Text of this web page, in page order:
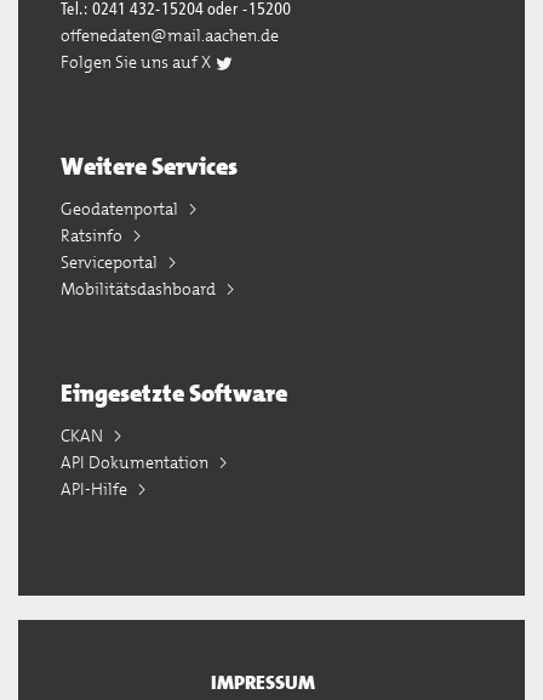
Tel.: 0241 432-15204 oder -15200
offenedaten@mail.aachen.de
Folgen Sie uns auf X
Weitere Services
Geodatenportal
Ratsinfo
Serviceportal
Mobilitätsdashboard
Eingesetzte Software
CKAN
API Dokumentation
API-Hilfe
IMPRESSUM